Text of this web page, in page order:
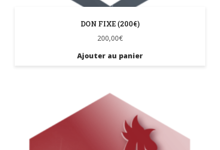
DON FIXE (200€)
200,00€
Ajouter au panier